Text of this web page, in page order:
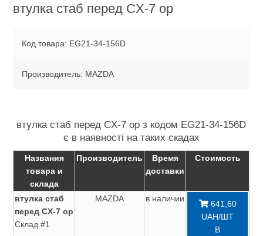
втулка стаб перед CX-7 ор
Код товара: EG21-34-156D
Производитель: MAZDA
втулка стаб перед CX-7 ор з кодом EG21-34-156D
є в наявності на таких скадах
Названия
товара и
склада
Производитель
Время
доставки
Стоимость
втулка стаб
перед CX-7 ор
Склад #1
MAZDA в наличии
641,60
UAH/ШТ
В